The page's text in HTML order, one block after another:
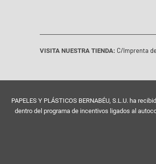
VISITA NUESTRA TIENDA: C/Imprenta
PAPELES Y PLÁSTICOS BERNABÉU, S.L.U. ha
dentro del programa de incentivos ligados al